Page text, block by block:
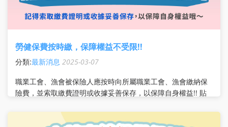
勞健保費按時繳，保障權益不受限!!
分類:最新消息 2025-03-07
職業工會、漁會被保險人應按時向所屬職業工會、漁會繳納保
險費，並索取繳費證明或收據妥善保存，以保障自身權益!! 貼
納寬限期滿日前向所屬職業